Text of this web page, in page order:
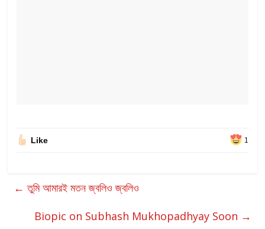
Like 1
← তুমি আমারই মতন জ্বলিও জ্বলিও
Biopic on Subhash Mukhopadhyay Soon →